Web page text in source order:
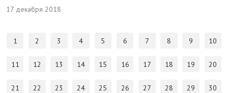
17 декабря 2018
1 2 3 4 5 6 7 8 9 10
11 12 13 14 15 16 17 18 19 20
21 22 23 24 25 26 27 28 29 30